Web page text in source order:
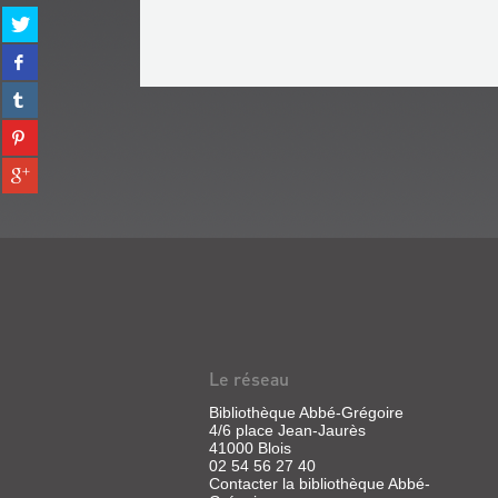
Partager
sur
twitter
(Nouvelle
fenêtre)
Partager
sur
facebook
(Nouvelle
fenêtre)
Partager
sur
tumblr
(Nouvelle
fenêtre)
Partager
sur
pinterest
(Nouvelle
Partager
sur
Le réseau
Bibliothèque Abbé-Grégoire
4/6 place Jean-Jaurès
41000 Blois
02 54 56 27 40
Contacter la bibliothèque Abbé-